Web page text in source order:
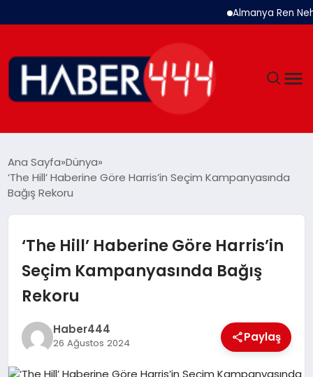
Almanya Ren
SIYASET
SPOR
TEKNOLOJI
MAGAZIN
Ana Sayfa Dünya
‘The Hill’ Haberine Göre Harris’in Seçim Kampanyasında
Bağış Rekoru
‘The Hill’ Haberine Göre Harris’in
Seçim Kampanyasında Bağış
Rekoru
Haber444
26 Ağustos 2024 Paylaş